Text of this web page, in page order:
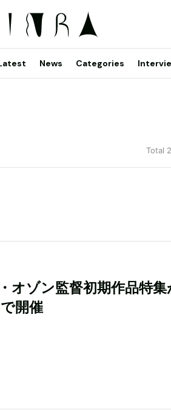
News Categories
Total
オゾン監督初期作品特集
開催